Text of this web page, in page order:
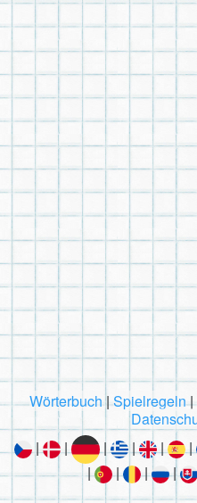
Wörterbuch|Spielregeln|
|
| | | | |
|
| | |